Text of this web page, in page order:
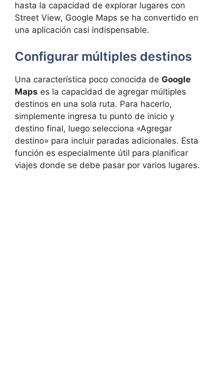
hasta la capacidad de explorar lugares con
Street View, Google Maps se ha convertido en
una aplicación casi indispensable.
Configurar múltiples destinos
Una característica poco conocida de Google
Maps es la capacidad de agregar múltiples
destinos en una sola ruta. Para hacerlo,
simplemente ingresa tu punto de inicio y
destino final, luego selecciona «Agregar
destino» para incluir paradas adicionales. Esta
función es especialmente útil para planificar
viajes donde se debe pasar por varios lugares.